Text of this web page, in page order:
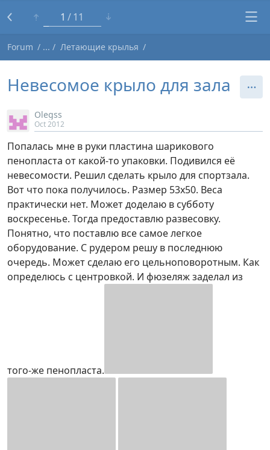
1 11
Forum Летающие крылья
Невесомое крыло для зала
Olegss
Oct 2012
Попалась мне в руки пластина шарикового
пенопласта от какой-то упаковки. Подивился её
невесомости. Решил сделать крыло для спортзала.
Вот что пока получилось. Размер 53х50. Веса
практически нет. Может доделаю в субботу
воскресенье. Тогда предоставлю развесовку.
Понятно, что поставлю все самое легкое
оборудование. С рудером решу в последнюю
очередь. Может сделаю его цельноповоротным. Как
определюсь с центровкой. И фюзеляж заделал из
того-же пенопласта.